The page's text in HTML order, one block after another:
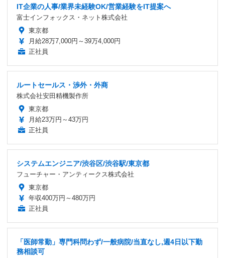
IT企業の人事/業界未経験OK/営業経験をIT提案へ
富士インフォックス・ネット株式会社
東京都
月給28万7,000円～39万4,000円
正社員
ルートセールス・渉外・外商
株式会社安田精機製作所
東京都
月給23万円～43万円
正社員
システムエンジニア/渋谷区/渋谷駅/東京都
フューチャー・アンティークス株式会社
東京都
年収400万円～480万円
正社員
「医師常勤」専門科問わず/一般病院/当直なし,週4日以下勤
務相談可